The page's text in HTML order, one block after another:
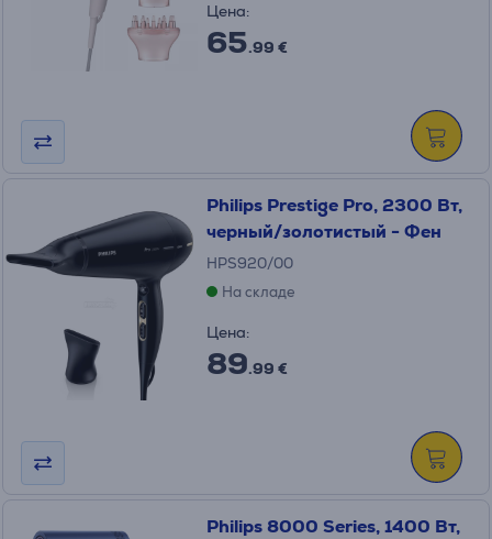
Цена:
65.99 €
Philips Prestige Pro, 2300 Вт,
черный/золотистый - Фен
HPS920/00
На складе
Цена:
89.99 €
Philips 8000 Series, 1400 Вт,